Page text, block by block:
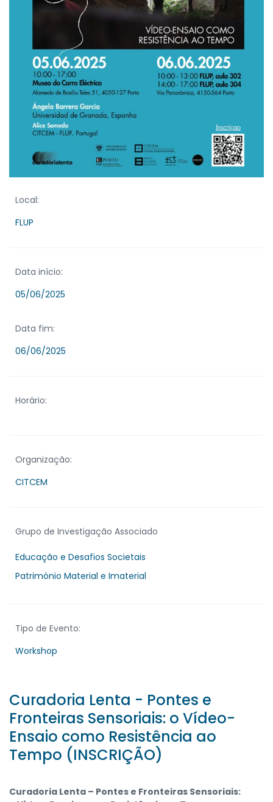
Local:
FLUP
Data início:
05/06/2025
Data fim:
06/06/2025
Horário:
Organização:
CITCEM
Grupo de Investigação Associado
Educação e Desafios Societais
Património Material e Imaterial
Tipo de Evento:
Workshop
Curadoria Lenta - Pontes e
Fronteiras Sensoriais: o Vídeo-
Ensaio como Resistência ao
Tempo (INSCRIÇÃO)
Curadoria Lenta – Pontes e Fronteiras Sensoriais: